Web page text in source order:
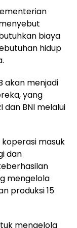
biaya
hidup
akan menjadi
yang
dan BNI melalui
masuk
dan
mengelola
produksi 15
mengelola